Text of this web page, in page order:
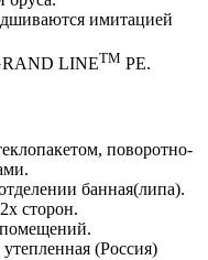
имитацией
LINETM PE.
поворотно-
банная(липа).
сторон.
(Россия)